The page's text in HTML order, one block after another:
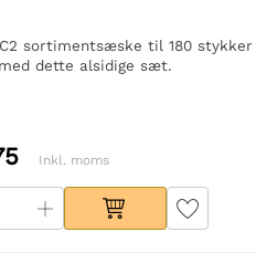
sortimentsæske til 180
dette alsidige sæt.
Inkl. moms